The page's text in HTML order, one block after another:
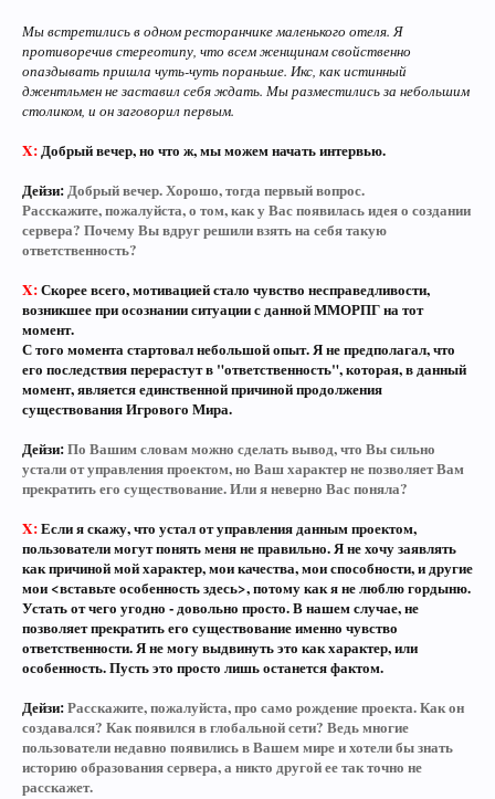
Мы встретились в одном ресторанчике маленького отеля. Я
противоречив стереотипу, что всем женщинам свойственно
опаздывать пришла чуть-чуть пораньше. Икс, как истинный
джентльмен не заставил себя ждать. Мы разместились за небольшим
столиком, и он заговорил первым.
X:Добрый вечер, но что ж, мы можем начать интервью.
Дейзи:Добрый вечер. Хорошо, тогда первый вопрос.
Расскажите, пожалуйста, о том, как у Вас появилась идея о создании
сервера? Почему Вы вдруг решили взять на себя такую
ответственность?
X:Скорее всего, мотивацией стало чувство несправедливости,
возникшее при осознании ситуации с данной ММОРПГ на тот
момент.
С того момента стартовал небольшой опыт. Я не предполагал, что
его последствия перерастут в "ответственность", которая, в данный
момент, является единственной причиной продолжения
существования Игрового Мира.
Дейзи:По Вашим словам можно сделать вывод, что Вы сильно
устали от управления проектом, но Ваш характер не позволяет Вам
прекратить его существование. Или я неверно Вас поняла?
X:Если я скажу, что устал от управления данным проектом,
пользователи могут понять меня не правильно. Я не хочу заявлять
как причиной мой характер, мои качества, мои способности, и другие
мои <вставьте особенность здесь>, потому как я не люблю гордыню.
Устать от чего угодно - довольно просто. В нашем случае, не
позволяет прекратить его существование именно чувство
ответственности. Я не могу выдвинуть это как характер, или
особенность. Пусть это просто лишь останется фактом.
Дейзи:Расскажите, пожалуйста, про само рождение проекта. Как он
создавался? Как появился в глобальной сети? Ведь многие
пользователи недавно появились в Вашем мире и хотели бы знать
историю образования сервера, а никто другой ее так точно не
расскажет.